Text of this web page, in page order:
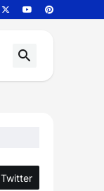
Twitter